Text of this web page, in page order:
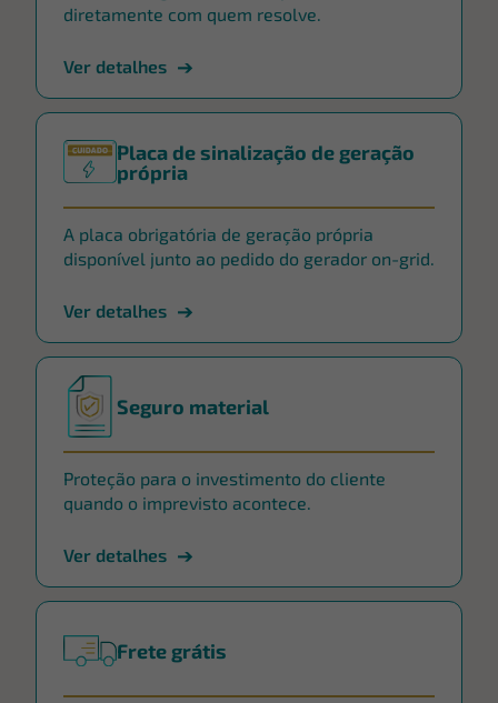
diretamente com quem resolve.
Ver detalhes
Placa de sinalização de geração
própria
A placa obrigatória de geração própria
disponível junto ao pedido do gerador on-grid.
Ver detalhes
Seguro material
Proteção para o investimento do cliente
quando o imprevisto acontece.
Ver detalhes
Frete grátis